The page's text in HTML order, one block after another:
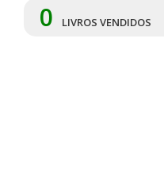
0 LIVROS VENDIDOS